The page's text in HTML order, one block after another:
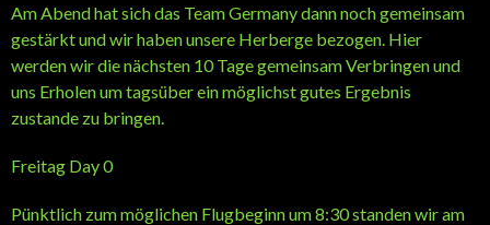
Am Abend hat sich das Team Germany dann noch gemeinsam
gestärkt und wir haben unsere Herberge bezogen. Hier
werden wir die nächsten 10 Tage gemeinsam Verbringen und
uns Erholen um tagsüber ein möglichst gutes Ergebnis
zustande zu bringen.
Freitag Day 0
Pünktlich zum möglichen Flugbeginn um 8:30 standen wir am